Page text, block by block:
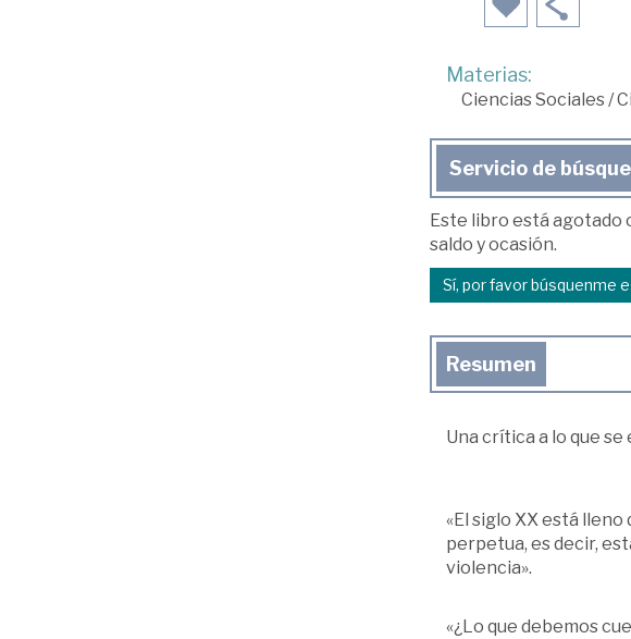
Materias:
Ciencias Sociales/
Servicio de
Este libro está agotado
saldo y ocasión.
Sí, por favor búsquenme
Resumen
Una crítica a lo que
«El siglo XX está
perpetua, es decir,
violencia».
«¿Lo que debemos